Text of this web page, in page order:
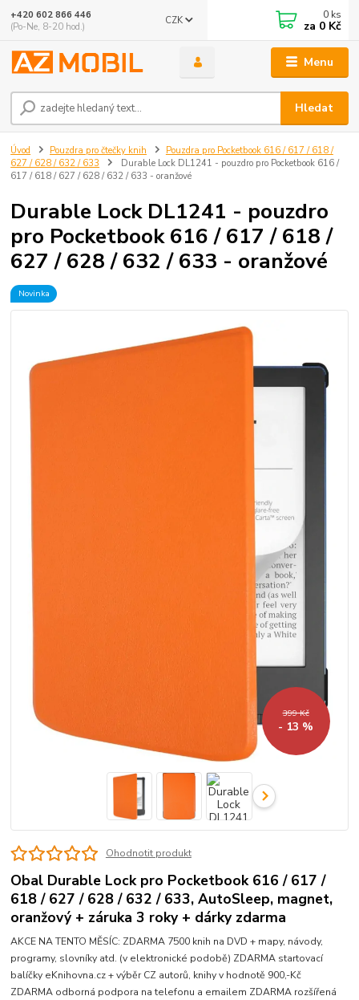
Menu
CZK
Hledat
+420 602 866 446
(Po-Ne, 8-20 hod.)
0 ks
za 0 Kč
Úvod Pouzdra pro čtečky knih
Pouzdra pro Pocketbook 616 / 617 / 618 /
627 / 628 / 632 / 633
Durable Lock DL1241 - pouzdro pro Pocketbook 616 /
617 / 618 / 627 / 628 / 632 / 633 - oranžové
Durable Lock DL1241 - pouzdro
pro Pocketbook 616 / 617 / 618 /
627 / 628 / 632 / 633 - oranžové
Novinka
399 Kč
- 13 %
Ohodnotit produkt
Obal Durable Lock pro Pocketbook 616 / 617 /
618 / 627 / 628 / 632 / 633, AutoSleep, magnet,
oranžový + záruka 3 roky + dárky zdarma
AKCE NA TENTO MĚSÍC: ZDARMA 7500 knih na DVD + mapy, návody,
programy, slovníky atd. (v elektronické podobě) ZDARMA startovací
balíčky eKnihovna.cz + výběr CZ autorů, knihy v hodnotě 900,-Kč
ZDARMA odborná podpora na telefonu a emailem ZDARMA rozšířená